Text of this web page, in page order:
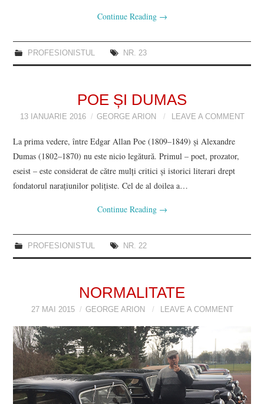
Continue Reading →
PROFESIONISTUL NR. 23
POE ȘI DUMAS
13 IANUARIE 2016 GEORGE ARION LEAVE A COMMENT
La prima vedere, între Edgar Allan Poe (1809–1849) și Alexandre
Dumas (1802–1870) nu este nicio legătură. Primul – poet, prozator,
eseist – este considerat de către mulți critici și istorici literari drept
fondatorul narațiunilor polițiste. Cel de al doilea a…
Continue Reading →
PROFESIONISTUL NR. 22
NORMALITATE
27 MAI 2015 GEORGE ARION LEAVE A COMMENT